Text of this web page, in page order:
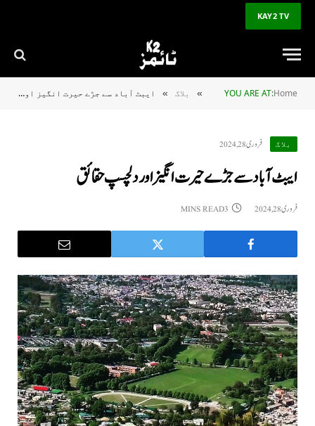
KAY2 TV
YOU ARE AT:Home
» بلاگ » ایبٹ آباد سے جڑے حیرت انگیز اور دلچسپ حقائق
بلاگ فروری 28, 2024
ایبٹ آباد سے جڑے حیرت انگیز اور دلچسپ حقائق
فروری 28, 2024 3 MINS READ